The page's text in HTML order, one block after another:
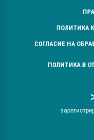
ПОЛИТИКА
СОГЛАСИЕ НА
ПОЛИТИКА В